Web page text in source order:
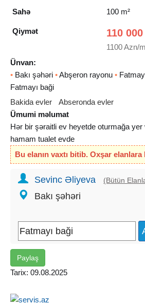
Sahə 100 m²
Qiymət 110
1100 Azn/
Ünvan:
• Bakı şəhəri •Abşeron rayonu •
Fatmayı baği
Bakida evler
Abseronda evler
Ümumi məlumat
Hər bir şəraitli ev heyetde oturmağa
hamam tualet evde
Bu elanın vaxtı bitib. Oxşar elanlara
Sevinc Əliyeva (Bütün
Bakı şəhəri
Paylaş
Tarix: 09.08.2025